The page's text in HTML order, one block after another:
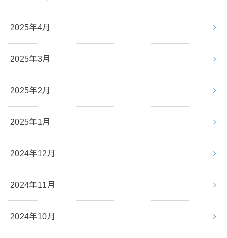
2025年4月
2025年3月
2025年2月
2025年1月
2024年12月
2024年11月
2024年10月